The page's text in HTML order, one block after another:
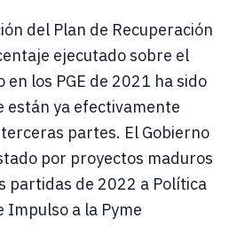
del Plan de Recuperación
ejecutado sobre el
los PGE de 2021 ha sido
están ya efectivamente
partes. El Gobierno
por proyectos maduros
partidas de 2022 a Política
Impulso a la Pyme